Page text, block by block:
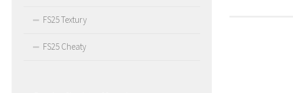
FS25 Textury
FS25 Cheaty